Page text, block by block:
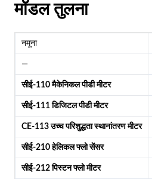
मॉडल तुलना
नमूना
—
सीई-110 मैकेनिकल पीडी मीटर
सीई-111 डिजिटल पीडी मीटर
CE-113 उच्च परिशुद्धता स्थानांतरण मीटर
सीई-210 हेलिकल फ्लो सेंसर
सीई-212 पिस्टन फ्लो मीटर